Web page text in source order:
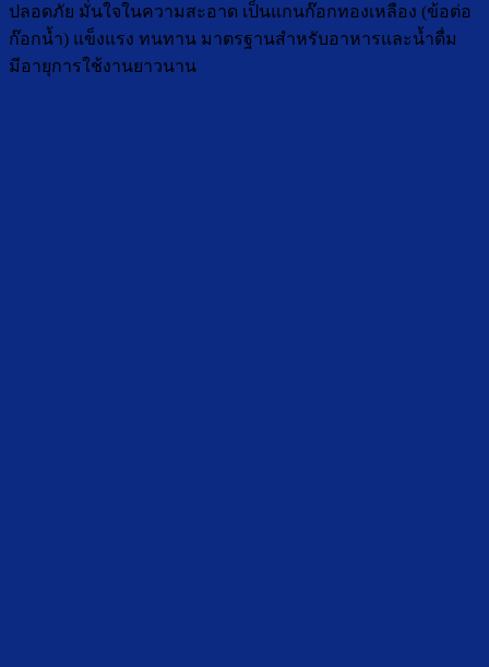
ปลอดภัย มั่นใจในความสะอาด เป็นแกนก๊อกทองเหลือง (ข้อต่อ
ก๊อกน้ำ) แข็งแรง ทนทาน มาตรฐานสำหรับอาหารและน้ำดื่ม
มีอายุการใช้งานยาวนาน